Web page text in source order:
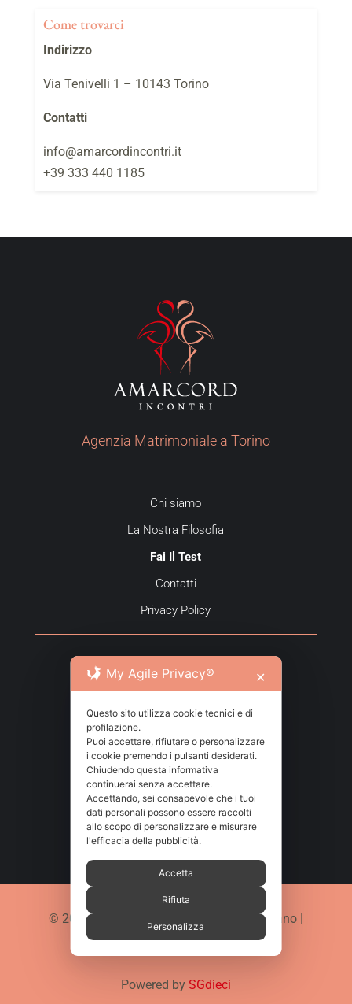
Come trovarci
Indirizzo
Via Tenivelli 1 – 10143 Torino
Contatti
info@amarcordincontri.it
+39 333 440 1185
Agenzia Matrimoniale a Torino
Chi siamo
La Nostra Filosofia
Fai Il Test
Contatti
Privacy Policy
Via Tenivelli 1 – 10143 Torino
info@amarcordincontri.it
+39 333 440 1185
Seguici su Facebook
© 2026 Amarcord incontri – Chiara Scorrano |
P.IVA 12297230018
Powered by SGdieci
My Agile Privacy® ✕
Questo sito utilizza cookie tecnici e di
profilazione.
Puoi accettare, rifiutare o personalizzare
i cookie premendo i pulsanti desiderati.
Chiudendo questa informativa
continuerai senza accettare.
Accettando, sei consapevole che i tuoi
dati personali possono essere raccolti
allo scopo di personalizzare e misurare
l'efficacia della pubblicità.
Accetta
Rifiuta
Personalizza